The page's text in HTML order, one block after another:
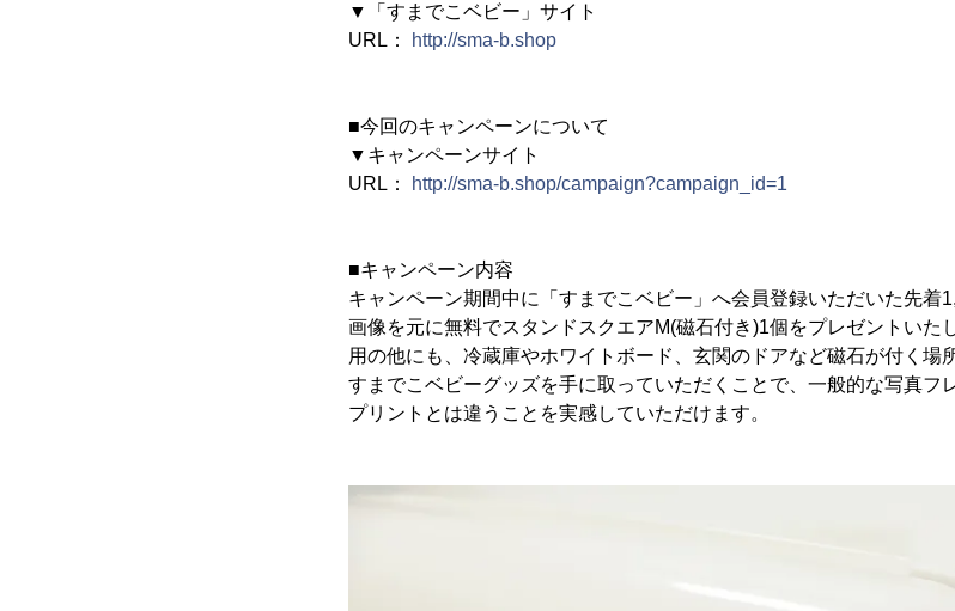
▼「すまでこベビー」サイト
URL：
http://sma-b.shop
■今回のキャンペーンについて
▼キャンペーンサイト
URL：
http://sma-b.shop/campaign?campaign_id=1
■キャンペーン内容
キャンペーン期間中に「すまでこベビー」へ会員登録いただいた先着
画像を元に無料でスタンドスクエアM(磁石付き)1個をプレゼントいた
用の他にも、冷蔵庫やホワイトボード、玄関のドアなど磁石が付く場
すまでこベビーグッズを手に取っていただくことで、一般的な写真フ
プリントとは違うことを実感していただけます。